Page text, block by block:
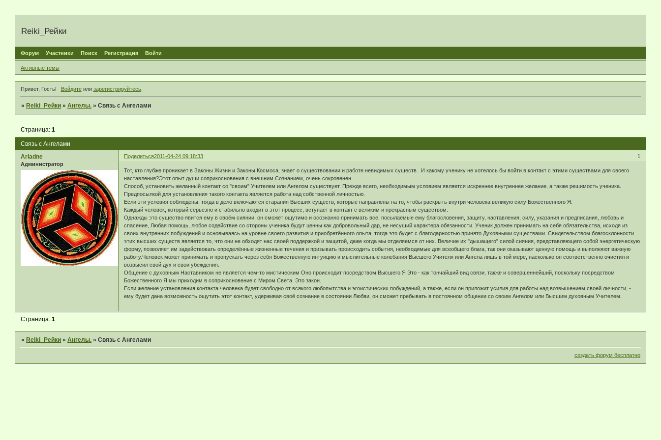
Reiki_Рейки
Форум Участники Поиск Регистрация Войти
Активные темы
Привет, Гость! Войдитеили зарегистрируйтесь.
» Reiki_Рейки »Ангелы. »Связь с Ангелами
Связь с Ангелами
Страница:1
Поделиться 1
2011-04-24 09:18:33
Ariadne
Администратор
Тот, кто глубже проникает в Законы Жизни и Законы Космоса, знает о существовании и работе невидимых существ . И какому ученику не хотелось бы войти в контакт с этими существами для своего
наставления?Этот опыт души соприкосновения с внешним Сознанием, очень сокровенен.
Способ, установить желанный контакт со "своим" Учителем или Ангелом существует. Прежде всего, необходимым условием является искреннее внутреннее желание, а также решимость ученика.
Предпосылкой для установления такого контакта является работа над собственной личностью.
Если эти условия соблюдены, тогда в дело включаются старания Высших существ, которые направлены на то, чтобы раскрыть внутри человека великую силу Божественного Я.
Каждый человек, который серьёзно и стабильно входит в этот процесс, вступает в контакт с великим и прекрасным существом.
Однажды это существо явится ему в своём сиянии, он сможет ощутимо и осознанно принимать все, посылаемые ему благословения, защиту, наставления, силу, указания и предписания, любовь и
спасение, Любая помощь, любое содействие со стороны ученика будут ценны как добровольный дар, не несущий характера обязанности. Ученик должен принимать на себя обязательства, исходя из
своих внутренних побуждений и основываясь на уровне своего развития и приобретённого опыта, тогда это будет с благодарностью принято Духовными существами. Свидетельством благосклонности
этих высших существ является то, что они не обходят нас своей поддержкой и защитой, даже когда мы отделяемся от них. Величие их "дышащего" силой сияния, представляющего собой энергетическую
форму, позволяет им задействовать определённые жизненные течения и призывать происходить события, необходимые для всеобщего блага, так они оказывают ценную помощь и выполняют важную
работу.Человек может принимать и пропускать через себя Божественную интуицию и мыслительные колебания Высшего Учителя или Ангела лишь в той мере, насколько он соответственно очистил и
возвысил свой дух и свои убеждения.
Общение с духовным Наставником не является чем-то мистическим Оно происходит посредством Высшего Я Это - как тончайший вид связи, также и совершеннейший, поскольку посредством
Божественного Я мы приходим в соприкосновение с Миром Света. Это закон.
Если желание установления контакта человека будет свободно от всякого любопытства и эгоистических побуждений, а также, если он приложит усилия для работы над возвышением своей личности, -
ему будет дана возможность ощутить этот контакт, удерживая своё сознание в состоянии Любви, он сможет пребывать в постоянном общении со своим Ангелом или Высшим духовным Учителем.
Страница:1
»Reiki_Рейки »Ангелы. »Связь с Ангелами
создать форум бесплатно